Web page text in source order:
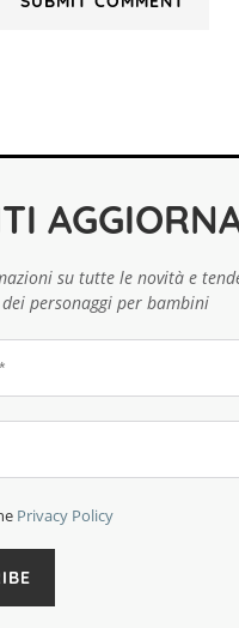
su tutte le novità e
personaggi per bambini
Privacy Policy